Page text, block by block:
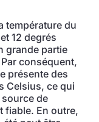
température du
12 degrés
grande partie
conséquent,
présente des
Celsius, ce qui
de
fiable. En outre,